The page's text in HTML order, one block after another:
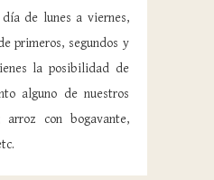
de lunes a viernes,
primeros, segundos y
la posibilidad de
alguno de nuestros
arroz con bogavante,